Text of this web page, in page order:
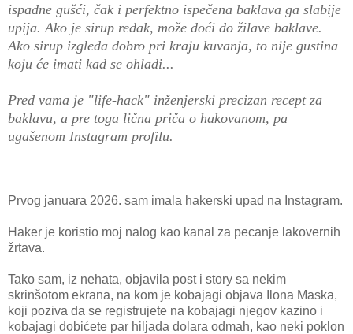
ispadne gušći, čak i perfektno ispečena baklava ga slabije
upija. Ako je sirup redak, može doći do žilave baklave.
Ako sirup izgleda dobro pri kraju kuvanja, to nije gustina
koju će imati kad se ohladi...
Pred vama je "life-hack" inženjerski precizan recept za
baklavu, a pre toga lična priča o hakovanom, pa
ugašenom Instagram profilu.
Prvog januara 2026. sam imala hakerski upad na Instagram.
Haker je koristio moj nalog kao kanal za pecanje lakovernih
žrtava.
Tako sam, iz nehata, objavila post i story sa nekim
skrinšotom ekrana, na kom je kobajagi objava Ilona Maska,
koji poziva da se registrujete na kobajagi njegov kazino i
kobajagi dobićete par hiljada dolara odmah, kao neki poklon